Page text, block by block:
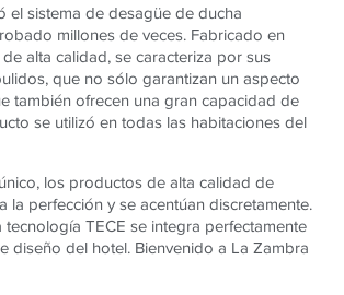
el sistema de desagüe de ducha
millones de veces. Fabricado en
alta calidad, se caracteriza por sus
que no sólo garantizan un aspecto
también ofrecen una gran capacidad de
se utilizó en todas las habitaciones del
los productos de alta calidad de
la perfección y se acentúan discretamente.
TECE se integra perfectamente
diseño del hotel. Bienvenido a La Zambra